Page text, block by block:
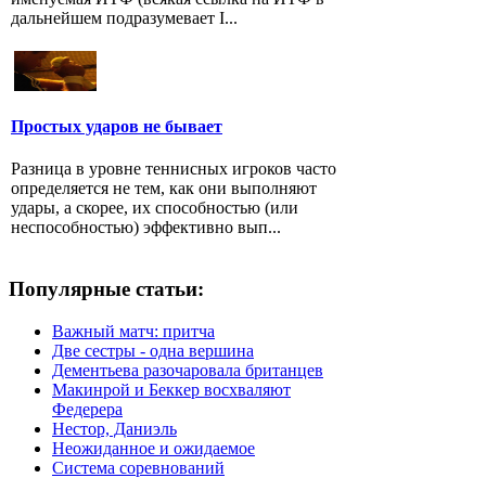
дальнейшем подразумевает I...
Простых ударов не бывает
Разница в уровне теннисных игроков часто
определяется не тем, как они выполняют
удары, а скорее, их способностью (или
неспособностью) эффективно вып...
Популярные статьи:
Важный матч: притча
Две сестры - одна вершина
Дементьева разочаровала британцев
Макинрой и Беккер восхваляют
Федерера
Нестор, Даниэль
Неожиданное и ожидаемое
Система соревнований